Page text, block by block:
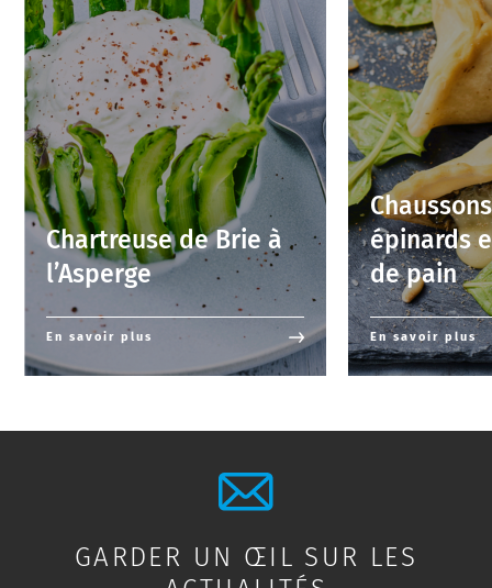
Chartreuse de Brie à
l’Asperge
En savoir plus
épinards
de pain
En savoir plus
GARDER UN ŒIL SUR LES